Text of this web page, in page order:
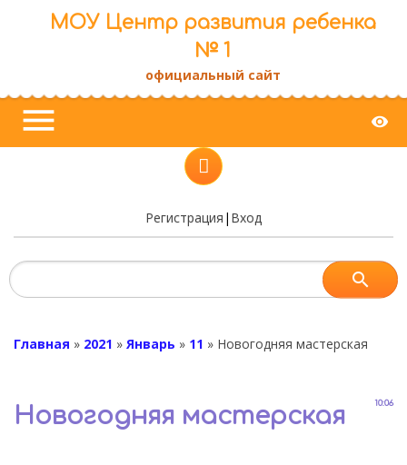
МОУ Центр развития ребенка
№ 1
официальный сайт
menu visibility
Регистрация | Вход
Главная » 2021 » Январь » 11 » Новогодняя мастерская
10:06
Новогодняя мастерская